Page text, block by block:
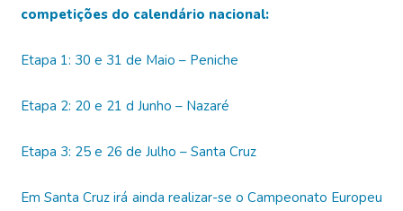
competições do calendário nacional:
Etapa 1: 30 e 31 de Maio – Peniche
Etapa 2: 20 e 21 d Junho – Nazaré
Etapa 3: 25 e 26 de Julho – Santa Cruz
Em Santa Cruz irá ainda realizar-se o Campeonato Europeu